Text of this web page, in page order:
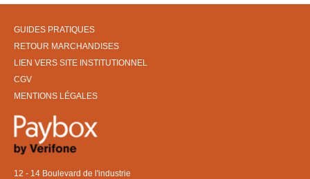
GUIDES PRATIQUES
RETOUR MARCHANDISES
LIEN VERS SITE INSTITUTIONNEL
CGV
MENTIONS LÉGALES
12 - 14 Boulevard de l'industrie